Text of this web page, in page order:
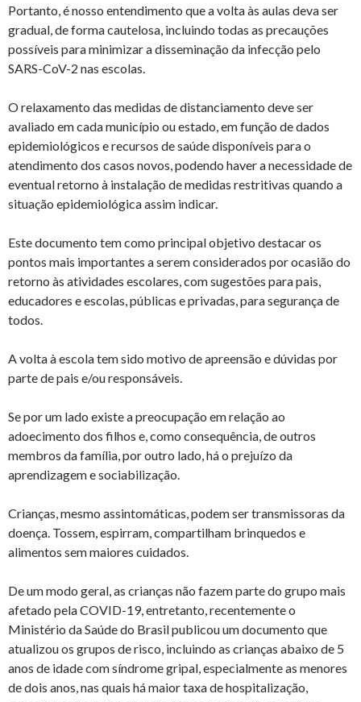
Portanto, é nosso entendimento que a volta às aulas deva ser
gradual, de forma cautelosa, incluindo todas as precauções
possíveis para minimizar a disseminação da infecção pelo
SARS-CoV-2 nas escolas.
O relaxamento das medidas de distanciamento deve ser
avaliado em cada município ou estado, em função de dados
epidemiológicos e recursos de saúde disponíveis para o
atendimento dos casos novos, podendo haver a necessidade de
eventual retorno à instalação de medidas restritivas quando a
situação epidemiológica assim indicar.
Este documento tem como principal objetivo destacar os
pontos mais importantes a serem considerados por ocasião do
retorno às atividades escolares, com sugestões para pais,
educadores e escolas, públicas e privadas, para segurança de
todos.
A volta à escola tem sido motivo de apreensão e dúvidas por
parte de pais e/ou responsáveis.
Se por um lado existe a preocupação em relação ao
adoecimento dos filhos e, como consequência, de outros
membros da família, por outro lado, há o prejuízo da
aprendizagem e sociabilização.
Crianças, mesmo assintomáticas, podem ser transmissoras da
doença. Tossem, espirram, compartilham brinquedos e
alimentos sem maiores cuidados.
De um modo geral, as crianças não fazem parte do grupo mais
afetado pela COVID-19, entretanto, recentemente o
Ministério da Saúde do Brasil publicou um documento que
atualizou os grupos de risco, incluindo as crianças abaixo de 5
anos de idade com síndrome gripal, especialmente as menores
de dois anos, nas quais há maior taxa de hospitalização,